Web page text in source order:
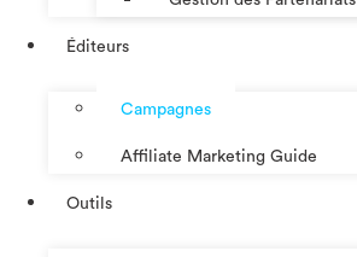
Éditeurs
Campagnes
Affiliate Marketing Guide
Outils